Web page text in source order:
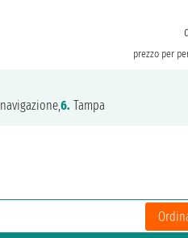
prezzo per
navigazione,6. Tampa